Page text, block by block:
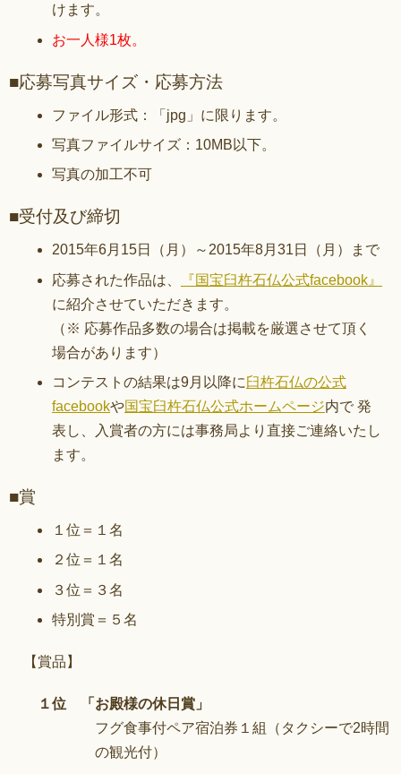
けます。
お一人様1枚。
■応募写真サイズ・応募方法
ファイル形式：「jpg」に限ります。
写真ファイルサイズ：10MB以下。
写真の加工不可
■受付及び締切
2015年6月15日（月）～2015年8月31日（月）まで
応募された作品は、
『国宝臼杵石仏公式facebook』
に紹介させていただきます。
（※ 応募作品多数の場合は掲載を厳選させて頂く
場合があります）
コンテストの結果は9月以降に臼杵石仏の公式
facebookや国宝臼杵石仏公式ホームページ内で 発
表し、入賞者の方には事務局より直接ご連絡いたし
ます。
■賞
１位＝１名
２位＝１名
３位＝３名
特別賞＝５名
【賞品】
１位 「お殿様の休日賞」
フグ食事付ペア宿泊券１組（タクシーで2時間
の観光付）